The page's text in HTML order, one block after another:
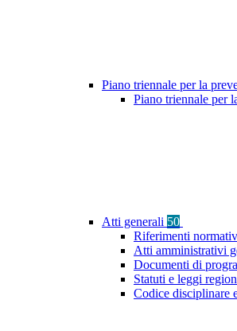
Piano triennale per la
Piano triennale per
Atti generali 50
Riferimenti
Atti amministrativi
Documenti di
Statuti e leggi
Codice disciplinare